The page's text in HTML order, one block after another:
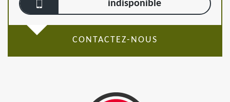
indisponible
CONTACTEZ-NOUS